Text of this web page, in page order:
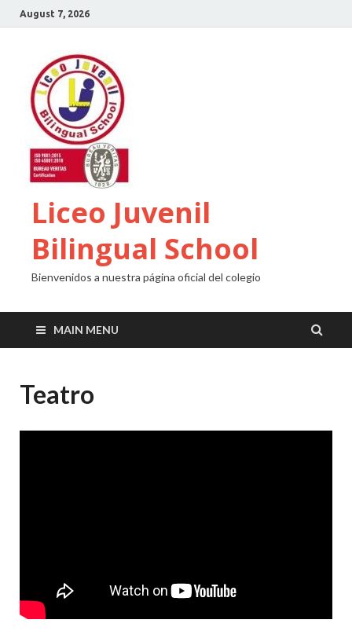
August 7, 2026
Liceo Juvenil
Bilingual School
Bienvenidos a nuestra página oficial del colegio
MAIN MENU
Teatro